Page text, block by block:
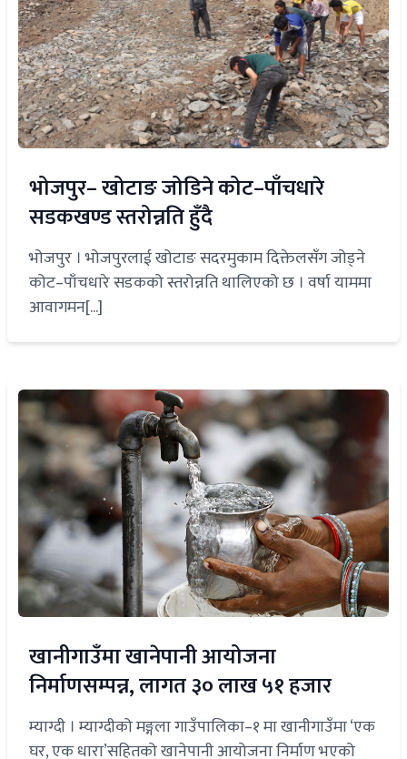
भोजपुर– खोटाङ जोडिने कोट–पाँचधारे
सडकखण्ड स्तरोन्नति हुँदै
भोजपुर । भोजपुरलाई खोटाङ सदरमुकाम दिक्तेलसँग जोड्ने
कोट–पाँचधारे सडकको स्तरोन्नति थालिएको छ । वर्षा याममा
आवागमन[...]
खानीगाउँमा खानेपानी आयोजना
निर्माणसम्पन्न, लागत ३० लाख ५१ हजार
म्याग्दी । म्याग्दीको मङ्गला गाउँपालिका–१ मा खानीगाउँमा ‘एक
घर, एक धारा’सहितको खानेपानी आयोजना निर्माण भएको